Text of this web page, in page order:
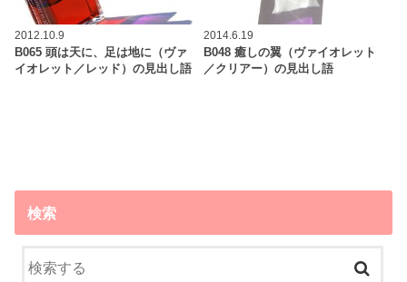
2012.10.9
B065 頭は天に、足は地に（ヴァ
イオレット／レッド）の見出し語
2014.6.19
B048 癒しの翼（ヴァイオレット
／クリアー）の見出し語
検索